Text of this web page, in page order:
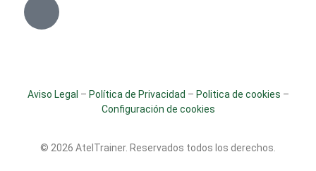
Aviso Legal – Política de Privacidad – Politica de cookies –
Configuración de cookies
© 2026 AtelTrainer. Reservados todos los derechos.